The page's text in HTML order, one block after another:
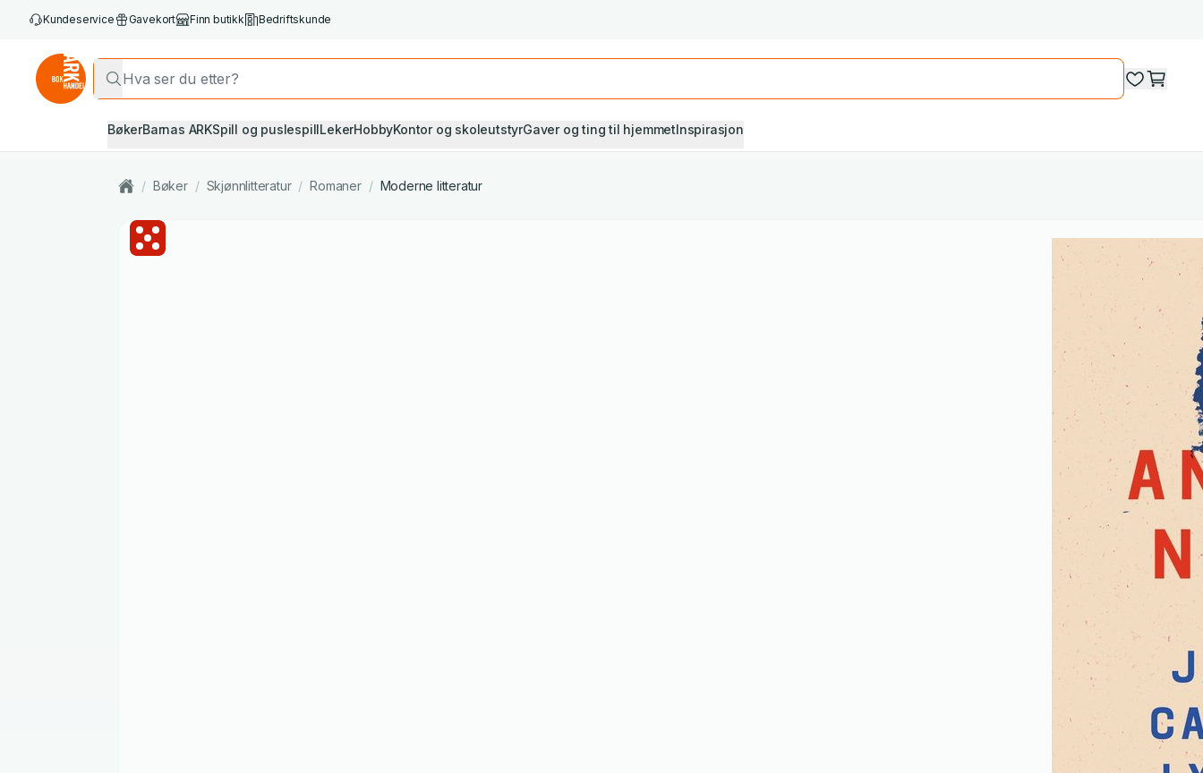
Kundeservice Gavekort Finn butikk Bedriftskunde
BøkerBarnas ARKSpill og puslespillLekerHobbyKontor og skoleutstyrGaver og ting til hjemmetInspirasjon
/ Bøker / Skjønnlitteratur / Romaner / Moderne litteratur